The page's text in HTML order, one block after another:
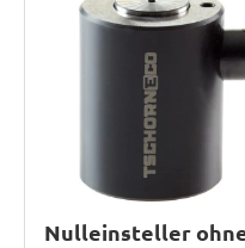
Nulleinsteller